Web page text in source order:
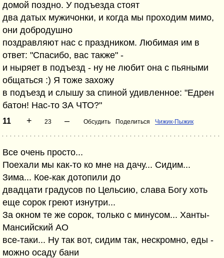
домой поздно. У подъезда стоят
два датых мужичонки, и когда мы проходим мимо,
они добродушно
поздравляют нас с праздником. Любимая им в
ответ: "Спасибо, вас также" -
и ныряет в подъезд - ну не любит она с пьяными
общаться :) Я тоже захожу
в подъезд и слышу за спиной удивленное: "Едрен
батон! Нас-то ЗА ЧТО?"
11 + 23 – Обсудить Поделиться Чижик-Пыжик
Все очень просто...
Поехали мы как-то ко мне на дачу... Сидим...
Зима... Кое-как дотопили до
двадцати градусов по Цельсию, слава Богу хоть
еще сорок греют изнутри...
За окном те же сорок, только с минусом... Ханты-
Мансийский АО
все-таки... Ну так вот, сидим так, нескромно, еды -
можно осаду бани